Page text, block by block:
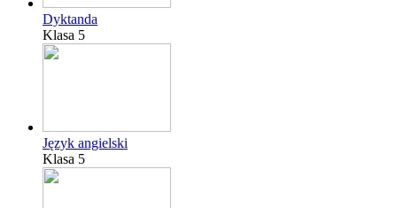
Dyktanda
Klasa 5
Język angielski
Klasa 5